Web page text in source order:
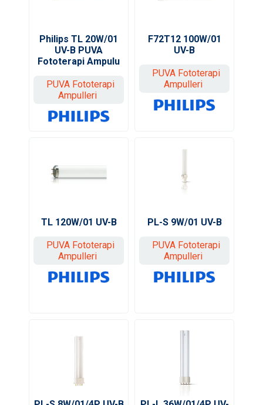
Philips TL 20W/01
UV-B PUVA
Fototerapi Ampulu
PUVA Fototerapi
Ampulleri
F72T12 100W/01
UV-B
PUVA Fototerapi
Ampulleri
TL 120W/01 UV-B
PUVA Fototerapi
Ampulleri
PL-S 9W/01 UV-B
PUVA Fototerapi
Ampulleri